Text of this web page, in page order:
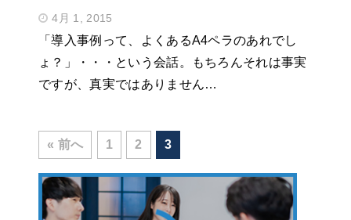
4月 1, 2015
「導入事例って、よくあるA4ペラのあれでし
ょ？」・・・という会話。もちろんそれは事実
ですが、真実ではありません…
« 前へ 1 2 3